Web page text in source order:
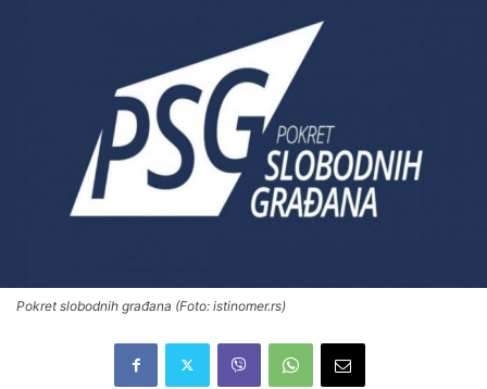
Pokret slobodnih građana (Foto: istinomer.rs)